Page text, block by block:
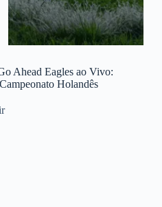
Ahead Eagles ao Vivo:
Holandês